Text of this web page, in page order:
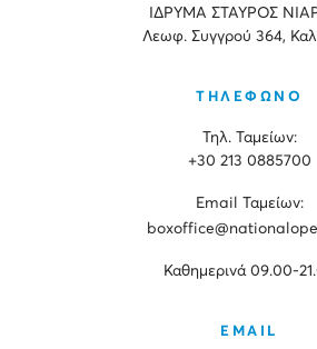
ΙΔΡΥΜΑ ΣΤΑΥΡΟΣ
Λεωφ. Συγγρού 364,
ΤΗΛΕΦΩΝΟ
Τηλ. Ταμείων:
+30 213 0885700
Εmail Ταμείων:
Καθημερινά 09.00-
EMAIL